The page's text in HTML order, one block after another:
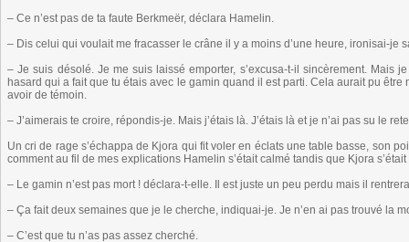
– Ce n’est pas de ta faute Berkmeër, déclara Hamelin.
– Dis celui qui voulait me fracasser le crâne il y a moins d’une heure, ironisai-je
– Je suis désolé. Je me suis laissé emporter, s’excusa-t-il sincèrement. Mais
hasard qui a fait que tu étais avec le gamin quand il est parti. Cela aurait pu être
avoir de témoin.
– J’aimerais te croire, répondis-je. Mais j’étais là. J’étais là et je n’ai pas su le
Un cri de rage s’échappa de Kjora qui fit voler en éclats une table basse, son
comment au fil de mes explications Hamelin s’était calmé tandis que Kjora
– Le gamin n’est pas mort ! déclara-t-elle. Il est juste un peu perdu mais il
– Ça fait deux semaines que je le cherche, indiquai-je. Je n’en ai pas trouvé la
– C’est que tu n’as pas assez cherché.